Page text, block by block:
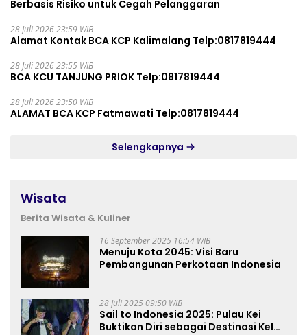
Berbasis Risiko untuk Cegah Pelanggaran
28 Juli 2026 23:59 WIB
Alamat Kontak BCA KCP Kalimalang Telp:0817819444
28 Juli 2026 23:55 WIB
BCA KCU TANJUNG PRIOK Telp:0817819444
28 Juli 2026 23:50 WIB
ALAMAT BCA KCP Fatmawati Telp:0817819444
Selengkapnya
Wisata
Berita Wisata & Kuliner
16 September 2025 16:54 WIB
Menuju Kota 2045: Visi Baru
Pembangunan Perkotaan Indonesia
28 Juli 2025 09:50 WIB
Sail to Indonesia 2025: Pulau Kei
Buktikan Diri sebagai Destinasi Kelas